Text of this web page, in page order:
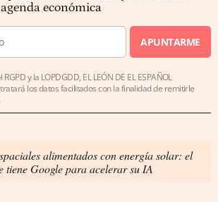
económica
APUNTARME
y la LOPDGDD, EL LEÓN DE EL ESPAÑOL
tratará los datos facilitados con la finalidad de remitirle
alimentados con energía solar: el
tiene Google para acelerar su IA